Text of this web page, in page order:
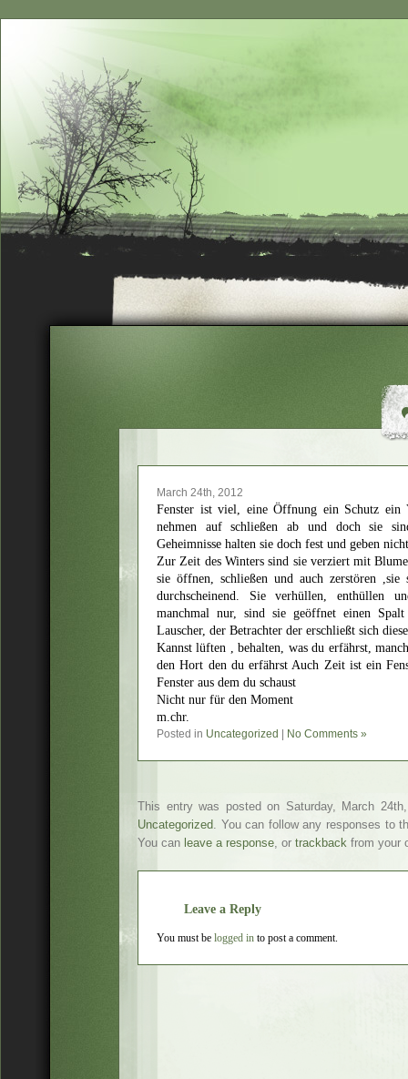
March 24th, 2012
Fenster ist viel, eine Öffnung ein Schutz ein
nehmen auf schließen ab und doch sie
Geheimnisse halten sie doch fest und geben
Zur Zeit des Winters sind sie verziert mit
sie öffnen, schließen und auch zerstören
durchscheinend. Sie verhüllen, enthüllen
manchmal nur, sind sie geöffnet einen
Lauscher, der Betrachter der erschließt sich
Kannst lüften , behalten, was du erfährst,
den Hort den du erfährst Auch Zeit ist ein
Fenster aus dem du schaust
Nicht nur für den Moment
m.chr.
Posted in Uncategorized No Comments »
This entry was posted on Saturday, March
Uncategorized. You can follow any responses to
You can leave a response, or trackback from your
Leave a Reply
You must be logged in to post a comment.